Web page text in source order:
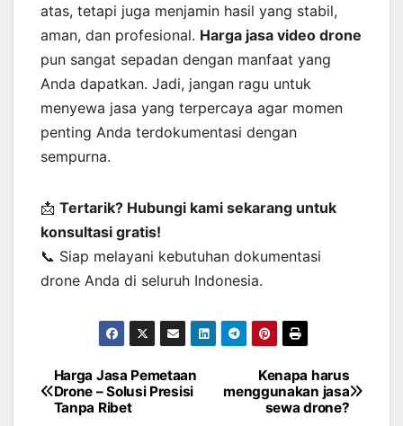
atas, tetapi juga menjamin hasil yang stabil,
aman, dan profesional. Harga jasa video drone
pun sangat sepadan dengan manfaat yang
Anda dapatkan. Jadi, jangan ragu untuk
menyewa jasa yang terpercaya agar momen
penting Anda terdokumentasi dengan
sempurna.
📩 Tertarik? Hubungi kami sekarang untuk
konsultasi gratis!
📞 Siap melayani kebutuhan dokumentasi
drone Anda di seluruh Indonesia.
Post
Kenapa harus
menggunakan jasa
sewa drone?
Harga Jasa Pemetaan
Drone – Solusi Presisi
Tanpa Ribet